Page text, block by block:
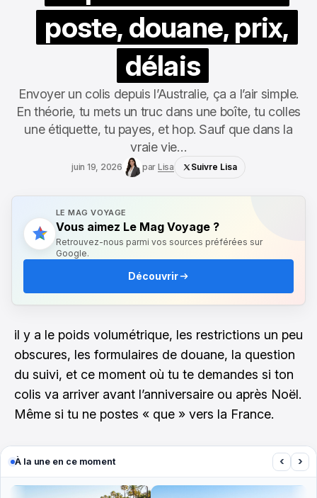
poste, douane, prix,
délais
Envoyer un colis depuis l’Australie, ça a l’air simple.
En théorie, tu mets un truc dans une boîte, tu colles
une étiquette, tu payes, et hop. Sauf que dans la
vraie vie…
juin 19, 2026 par Lisa Suivre Lisa
LE MAG VOYAGE
Vous aimez Le Mag Voyage ?
Retrouvez-nous parmi vos sources préférées sur
Google.
Découvrir
il y a le poids volumétrique, les restrictions un peu
obscures, les formulaires de douane, la question
du suivi, et ce moment où tu te demandes si ton
colis va arriver avant l’anniversaire ou après Noël.
Même si tu ne postes « que » vers la France.
À la une en ce moment ‹ ›